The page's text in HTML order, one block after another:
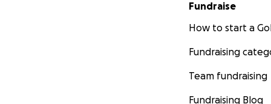
Fundraise
How to start a
Fundraising
Team fundraising
Fundraising Blog